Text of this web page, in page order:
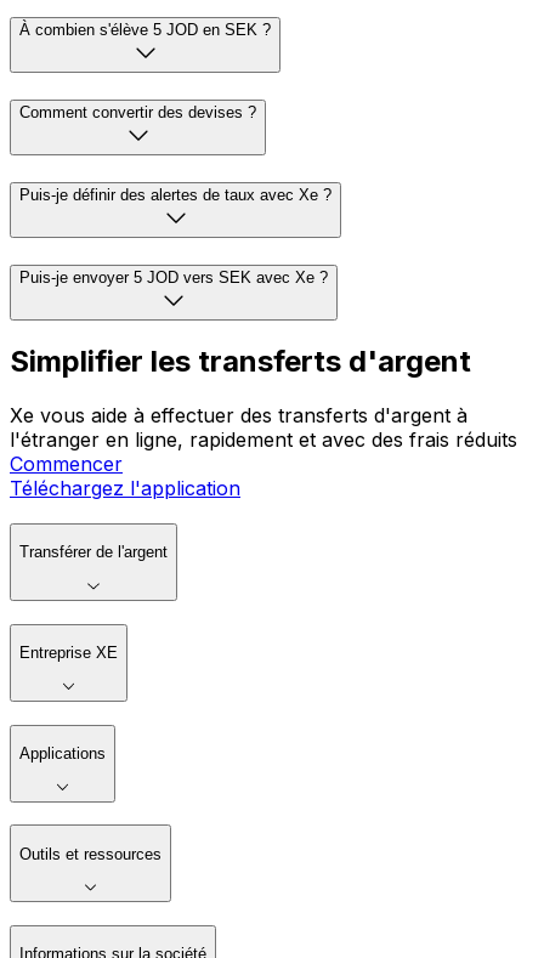
À combien s'élève 5 JOD en SEK ?
Comment convertir des devises ?
Puis-je définir des alertes de taux avec Xe ?
Puis-je envoyer 5 JOD vers SEK avec Xe ?
Simplifier les transferts d'argent
Xe vous aide à effectuer des transferts d'argent à
l'étranger en ligne, rapidement et avec des frais réduits
Commencer
Téléchargez l'application
Transférer de l'argent
Entreprise XE
Applications
Outils et ressources
Informations sur la société